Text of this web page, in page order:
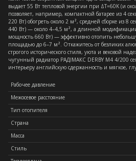
выдает 55 Вт тепловой энергии при ΔT=60K (и
позволяет, например, компактной батарее из 4
220 Вт) обогреть около 2 м², средней сборке из
440 Вт) — около 4–4,5 м², а длинной
мощность 660 Вт) — эффективно отопить
площадью до 6–7 м². Откажитесь от безликих
строгого исторического стиля, уюта и вековой
чугунный радиатор РАДIМАКС DERBY M4 4/200
интерьеру английскую сдержанность и мягкое,
Рабочее давление
Межосевое расстояние
Тип отопителя
Страна
Масса
Стиль